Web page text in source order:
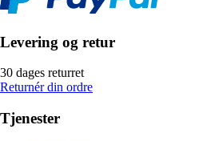
Levering og retur
30 dages returret
Returnér din ordre
Tjenester